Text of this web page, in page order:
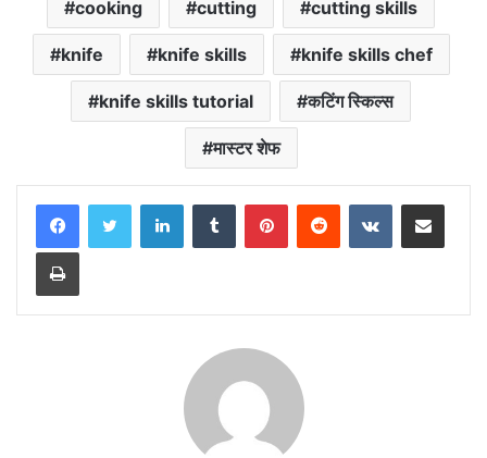
cooking cutting cutting skills
knife knife skills knife skills chef
knife skills tutorial कटिंग स्किल्स
मास्टर शेफ
LinkedInTumblr PinterestReddit VKontakteShare via Email
Print